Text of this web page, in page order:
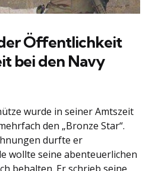
Öffentlichkeit
bei den Navy
wurde in seiner Amtszeit
den „Bronze Star“.
durfte er
wollte seine abenteuerlichen